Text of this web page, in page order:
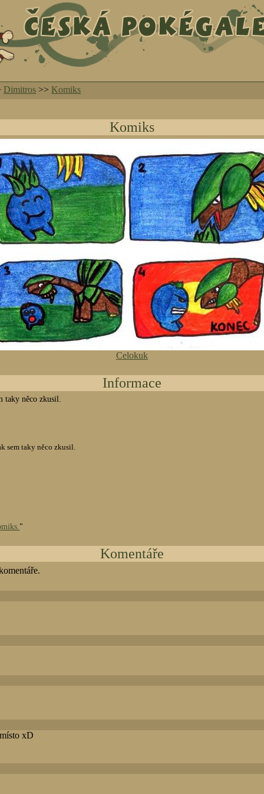
Dimitros >>Komiks
Komiks
Celokuk
Informace
taky něco zkusil.
sem taky něco zkusil.
"
Komentáře
xD